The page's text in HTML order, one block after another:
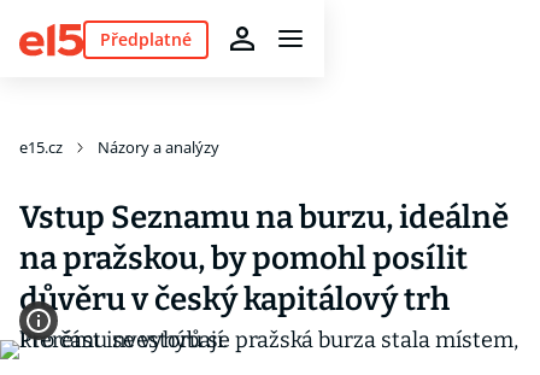
Předplatné
e15.cz Názory a analýzy
Vstup Seznamu na burzu, ideálně
na pražskou, by pomohl posílit
důvěru v český kapitálový trh